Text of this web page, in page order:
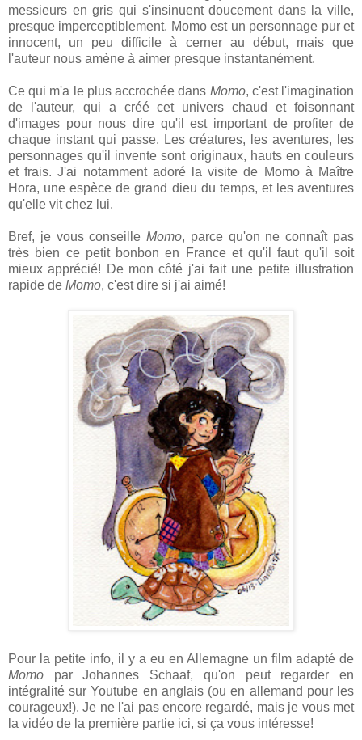
messieurs en gris qui s'insinuent doucement dans la ville,
presque imperceptiblement. Momo est un personnage pur et
innocent, un peu difficile à cerner au début, mais que
l'auteur nous amène à aimer presque instantanément.
Ce qui m'a le plus accrochée dans Momo, c'est l'imagination
de l'auteur, qui a créé cet univers chaud et foisonnant
d'images pour nous dire qu'il est important de profiter de
chaque instant qui passe. Les créatures, les aventures, les
personnages qu'il invente sont originaux, hauts en couleurs
et frais. J'ai notamment adoré la visite de Momo à Maître
Hora, une espèce de grand dieu du temps, et les aventures
qu'elle vit chez lui.
Bref, je vous conseilleMomo, parce qu'on ne connaît pas
très bien ce petit bonbon en France et qu'il faut qu'il soit
mieux apprécié! De mon côté j'ai fait une petite illustration
rapide de Momo, c'est dire si j'ai aimé!
Pour la petite info, il y a eu en Allemagne un film adapté de
Momo par Johannes Schaaf, qu'on peut regarder en
intégralité sur Youtube en anglais (ou en allemand pour les
courageux!). Je ne l'ai pas encore regardé, mais je vous met
la vidéo de la première partie ici, si ça vous intéresse!